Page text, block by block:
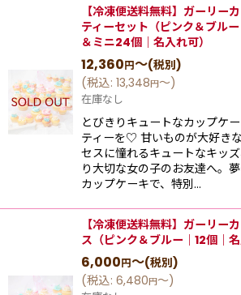
【冷凍便送料無料】ガーリー
ティーセット（ピンク＆ブル
＆ミニ24個｜名入れ可）
12,360円～(税別)
(税込: 13,348円～)
在庫なし
とびきりキュートなカップケ
ティーを♡ 甘いものが大好き
セスに憧れるキュートなキッ
り大切な女の子のお友達へ。
カップケーキで、特別…
【冷凍便送料無料】ガーリー
ス（ピンク＆ブルー｜12個｜名
6,000円～(税別)
(税込: 6,480円～)